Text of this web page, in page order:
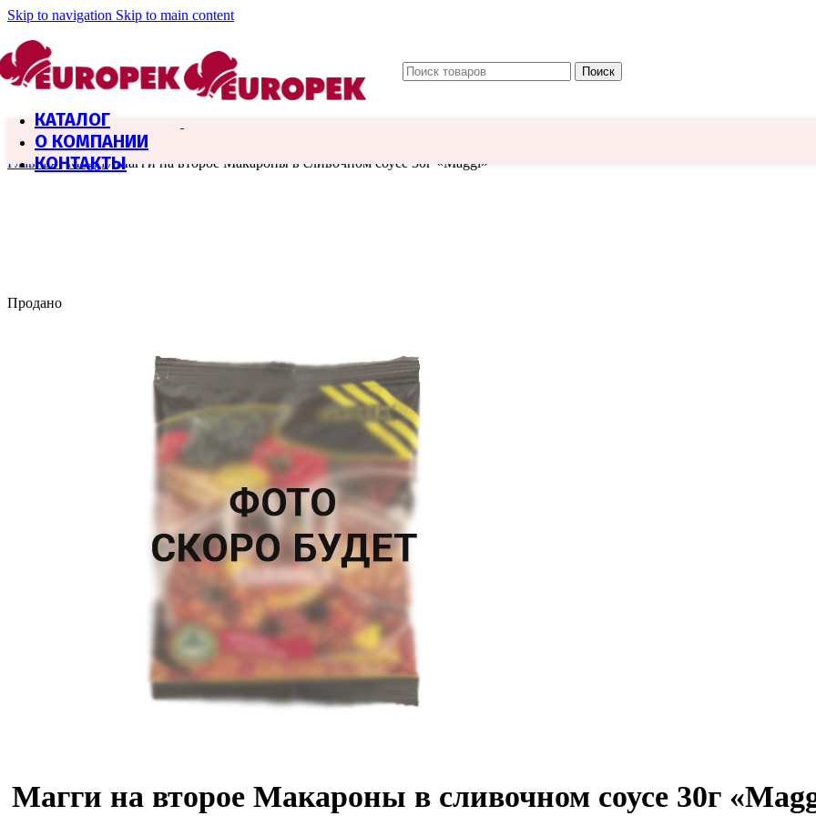
Skip to navigation Skip to main content
Поиск
КАТАЛОГ
О КОМПАНИИ
КОНТАКТЫ
Главная / Maggi/ Магги на второе Макароны в сливочном соусе 30г «Maggi»
Продано
Магги на второе Макароны в сливочном соусе 30г